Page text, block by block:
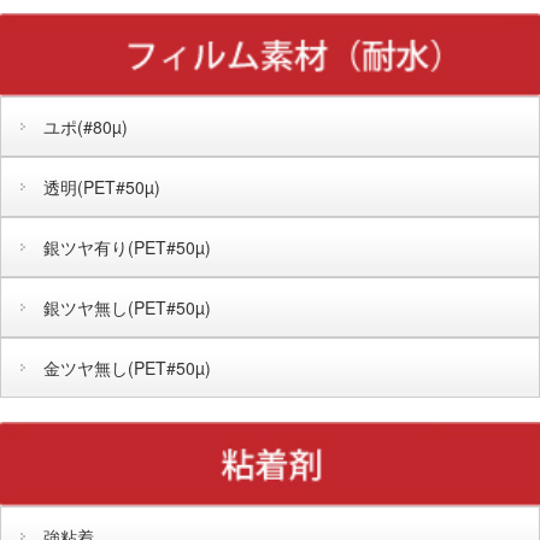
ユポ(#80µ)
透明(PET#50µ)
銀ツヤ有り(PET#50µ)
銀ツヤ無し(PET#50µ)
金ツヤ無し(PET#50µ)